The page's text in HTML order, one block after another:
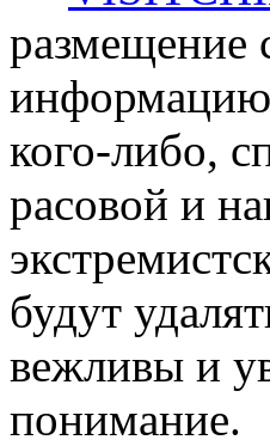
размещение
информацию,
кого-либо,
расовой и
будут
вежливы и
понимание.